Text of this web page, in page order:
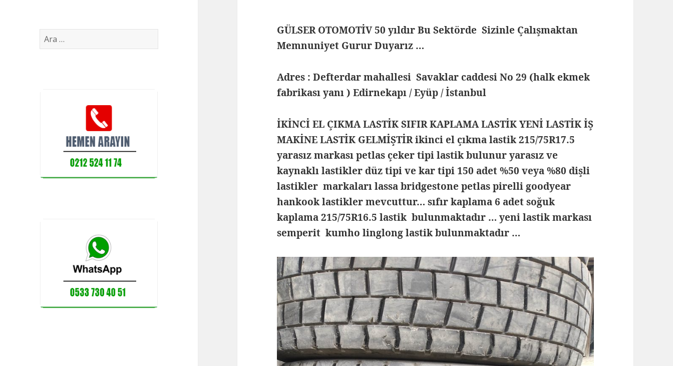
Arama:
GÜLSER OTOMOTİV 50 yıldır Bu Sektörde Sizinle Çalışmaktan
Memnuniyet Gurur Duyarız …
Adres : Defterdar mahallesi Savaklar caddesi No 29 (halk ekmek
fabrikası yanı ) Edirnekapı / Eyüp / İstanbul
İKİNCİ EL ÇIKMA LASTİK SIFIR KAPLAMA LASTİK YENİ LASTİK İŞ
MAKİNE LASTİK GELMİŞTİR ikinci el çıkma lastik 215/75R17.5
yarasız markası petlas çeker tipi lastik bulunur yarasız ve
kaynaklı lastikler düz tipi ve kar tipi 150 adet %50 veya %80 dişli
lastikler markaları lassa bridgestone petlas pirelli goodyear
hankook lastikler mevcuttur… sıfır kaplama 6 adet soğuk
kaplama 215/75R16.5 lastik bulunmaktadır … yeni lastik markası
semperit kumho linglong lastik bulunmaktadır …